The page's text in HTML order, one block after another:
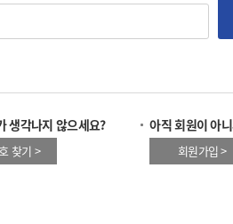
생각나지 않으세요?
찾기 >
아직 회원이 아
회원가입 >